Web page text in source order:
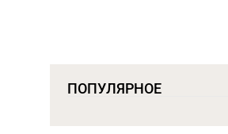
ПОПУЛЯРНОЕ